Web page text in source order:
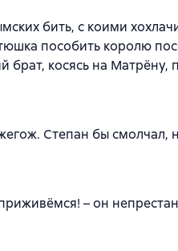
бить, с коими
пособить королю
брат, косясь на Матрёну,
Степан бы смолчал,
– он